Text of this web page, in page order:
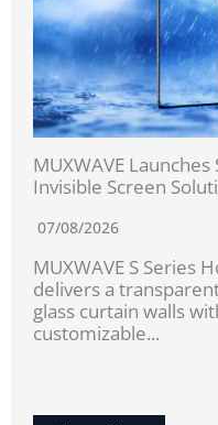
MUXWAVE
Invisible Screen
07/08/2026
MUXWAVE S Series
delivers a
glass curtain walls
customizable...